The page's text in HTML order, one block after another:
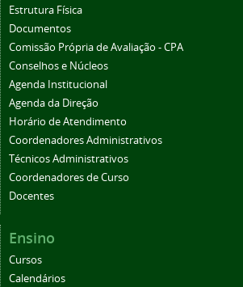
Estrutura Física
Documentos
Comissão Própria de Avaliação - CPA
Conselhos e Núcleos
Agenda Institucional
Agenda da Direção
Horário de Atendimento
Coordenadores Administrativos
Técnicos Administrativos
Coordenadores de Curso
Docentes
Ensino
Cursos
Calendários